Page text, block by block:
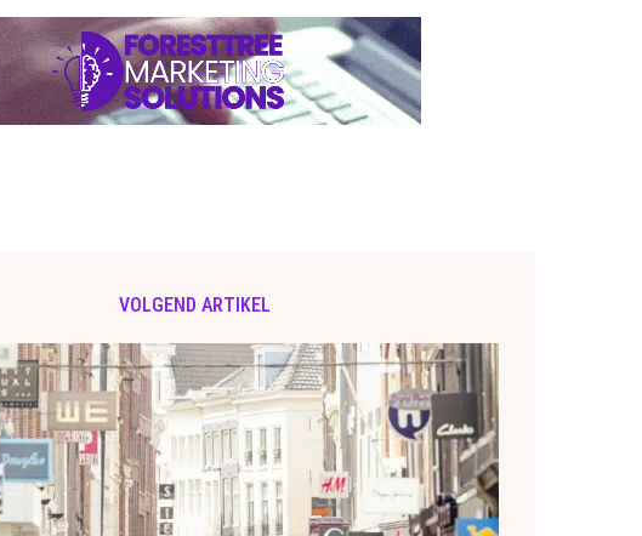
VOLGEND ARTIKEL